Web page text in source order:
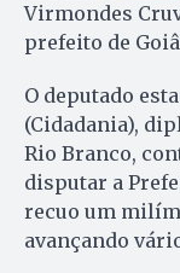
Virmondes
prefeito de
O deputado
(Cidadania),
Rio Branco,
disputar a
recuo um
avançando